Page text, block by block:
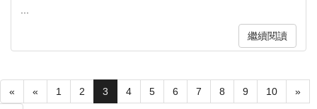
繼續閱讀
« « 1 2 3 4 5 6 7 8 9 10 »